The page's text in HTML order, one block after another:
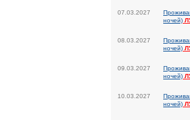
07.03.2027
ночей)
08.03.2027
ночей)
09.03.2027
ночей)
10.03.2027
ночей)